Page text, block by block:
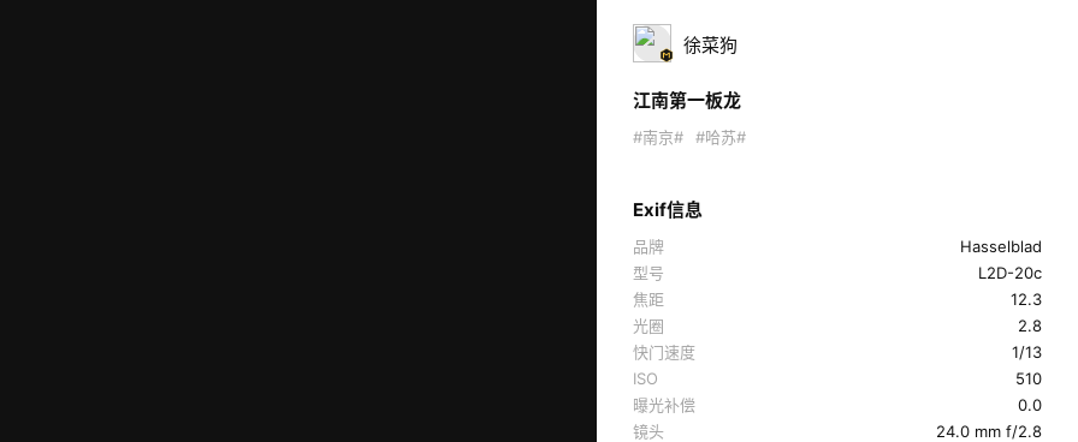
徐菜狗
江南第一板龙
#南京# #哈苏#
Exif信息
品牌
Hasselblad
型号
L2D-20c
焦距
12.3
光圈
2.8
快门速度
1/13
ISO
510
曝光补偿
0.0
镜头
24.0 mm f/2.8